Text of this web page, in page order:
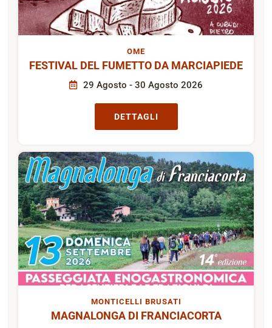
OME
FESTIVAL DEL FUMETTO DA MARCIAPIEDE
29 Agosto - 30 Agosto 2026
DETTAGLI
MONTICELLI BRUSATI
MAGNALONGA DI FRANCIACORTA